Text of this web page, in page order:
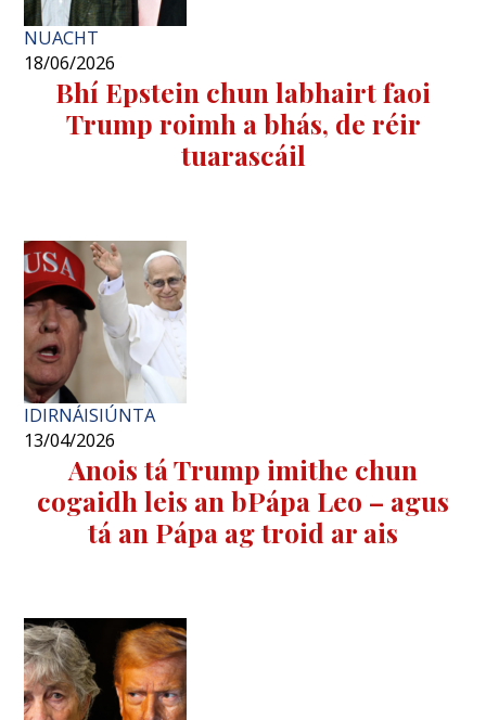
NUACHT
18/06/2026
Bhí Epstein chun labhairt faoi
Trump roimh a bhás, de réir
tuarascáil
IDIRNÁISIÚNTA
13/04/2026
Anois tá Trump imithe chun
cogaidh leis an bPápa Leo – agus
tá an Pápa ag troid ar ais